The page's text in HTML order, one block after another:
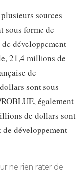
sources
sous forme de
développement
21,4 millions de
de
sont sous
également
de dollars sont
de développement